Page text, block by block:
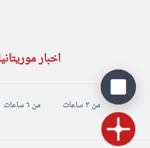
اخبار
من ٣ ساعات من ٦ ساعات